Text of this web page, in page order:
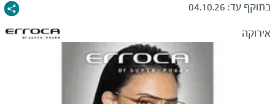
בתוקף עד: 04.10.26
אירוקה